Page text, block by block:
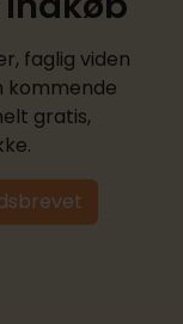
faglig viden
kommende
gratis,